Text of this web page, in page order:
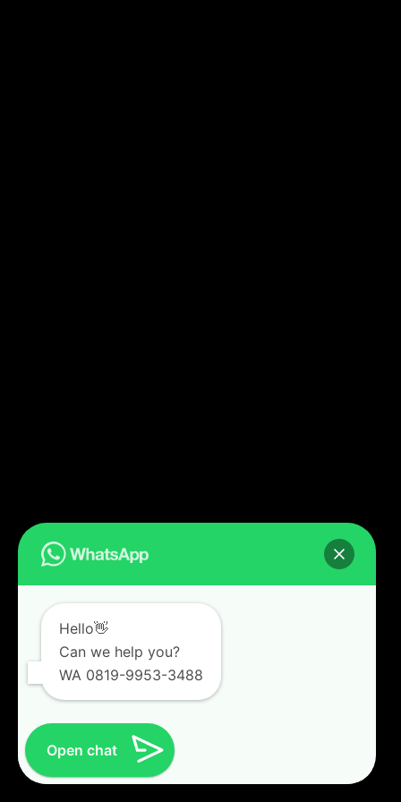
Hello👋
Can we help you?
WA 0819-9953-3488
Open chat